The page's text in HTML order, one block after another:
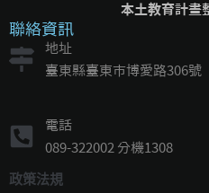
本土教育計畫
聯絡資訊
地址
臺東縣臺東市博愛路306號
電話
089-322002 分機1308
政策法規